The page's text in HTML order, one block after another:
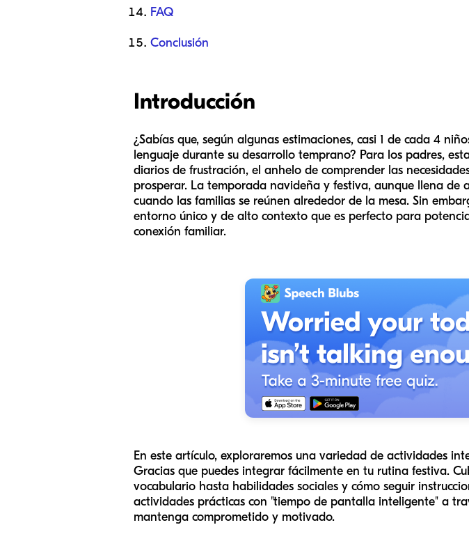
FAQ
Conclusión
Introducción
¿Sabías que, según algunas estimaciones, casi 1 de cada 4
lenguaje durante su desarrollo temprano? Para los padres,
diarios de frustración, el anhelo de comprender las
prosperar. La temporada navideña y festiva, aunque llena de
cuando las familias se reúnen alrededor de la mesa. Sin
entorno único y de alto contexto que es perfecto para
conexión familiar.
En este artículo, exploraremos una variedad de actividades
Gracias que puedes integrar fácilmente en tu rutina festiva.
vocabulario hasta habilidades sociales y cómo seguir
actividades prácticas con "tiempo de pantalla inteligente" a
mantenga comprometido y motivado.